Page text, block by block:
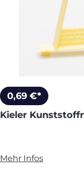
0,69 €*
Kieler
Mehr Infos